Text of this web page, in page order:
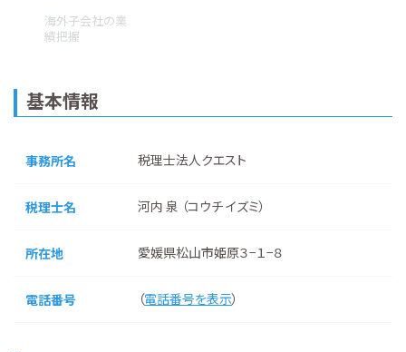
海外子会社の業
績把握
基本情報
事務所名 税理士法人クエスト
税理士名 河内 泉 （コウチ イズミ）
所在地 愛媛県松山市姫原３−１−８
電話番号 （電話番号を表示）